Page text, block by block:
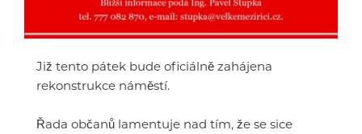
Již tento pátek bude oficiálně zahájena
rekonstrukce náměstí.
Řada občanů lamentuje nad tím, že se sice